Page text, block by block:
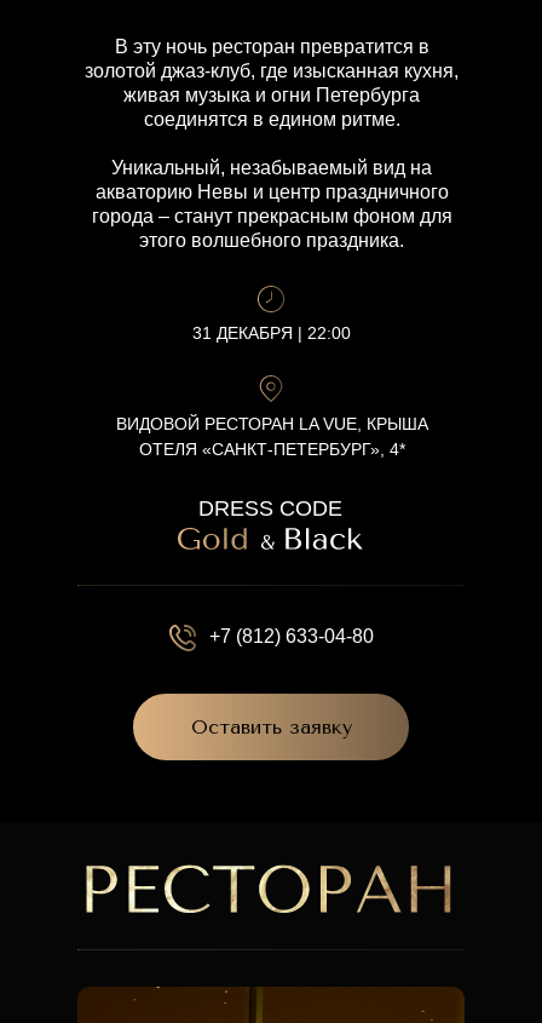
В эту ночь ресторан превратится в
золотой джаз-клуб, где изысканная кухня,
живая музыка и огни Петербурга
соединятся в едином ритме.
Уникальный, незабываемый вид на
акваторию Невы и центр праздничного
города – станут прекрасным фоном для
этого волшебного праздника.
DRESS CODE
31 ДЕКАБРЯ | 22:00
ВИДОВОЙ РЕСТОРАН LA VUE, КРЫША
ОТЕЛЯ «САНКТ-ПЕТЕРБУРГ», 4*
+7 (812) 633-04-80
Оставить заявку